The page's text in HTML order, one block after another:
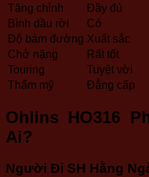
Tăng chỉnh
Đầy đủ
Bình dầu rời
Có
Độ bám đường Xuất sắc
Chở nặng
Rất tốt
Touring
Tuyệt vời
Thẩm mỹ
Đẳng cấp
Ohlins HO316
Ai?
Người Đi SH Hằng